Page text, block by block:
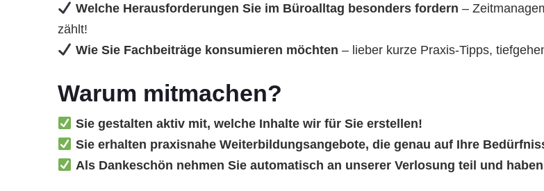
Welche Herausforderungen Sie im Büroalltag besonders fordern –
zählt!
Wie Sie Fachbeiträge konsumieren möchten – lieber kurze Praxis-Tipps,
Warum mitmachen?
Sie gestalten aktiv mit, welche Inhalte wir für Sie erstellen!
Sie erhalten praxisnahe Weiterbildungsangebote, die genau auf Ihre
Als Dankeschön nehmen Sie automatisch an unserer Verlosung teil und